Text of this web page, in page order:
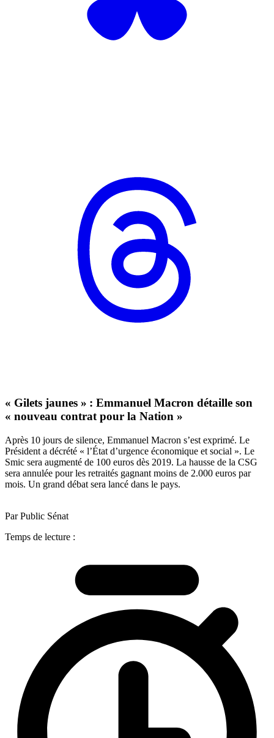
« Gilets jaunes » : Emmanuel Macron détaille son
« nouveau contrat pour la Nation »
Après 10 jours de silence, Emmanuel Macron s’est exprimé. Le
Président a décrété « l’État d’urgence économique et social ». Le
Smic sera augmenté de 100 euros dès 2019. La hausse de la CSG
sera annulée pour les retraités gagnant moins de 2.000 euros par
mois. Un grand débat sera lancé dans le pays.
Par Public Sénat
Temps de lecture :